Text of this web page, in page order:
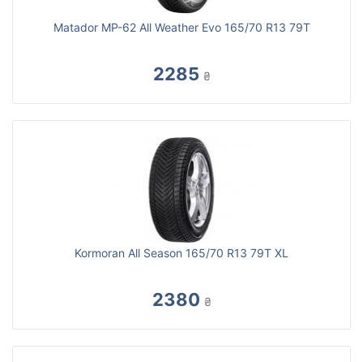
Matador MP-62 All Weather Evo 165/70 R13 79T
2285 ₴
Kormoran All Season 165/70 R13 79T XL
2380 ₴